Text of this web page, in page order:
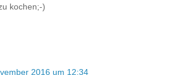
kochen;-)
2016 um 12:34